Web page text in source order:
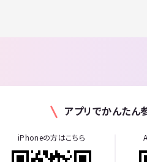
アプリでかんたん
iPhoneの方はこちら